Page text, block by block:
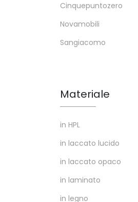
Cinquepuntozero
Novamobili
Sangiacomo
Materiale
in HPL
in laccato lucido
in laccato opaco
in laminato
in legno